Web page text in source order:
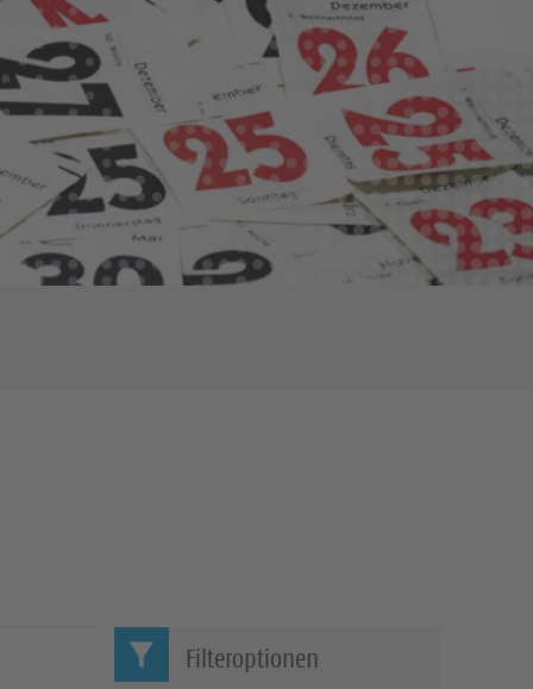
Filteroptionen